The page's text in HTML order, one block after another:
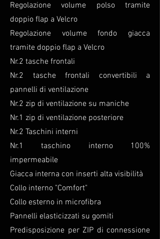
Regolazione volume polso tramite
doppio flap a Velcro
Regolazione volume fondo giacca
tramite doppio flap a Velcro
Nr.2 tasche frontali
Nr.2 tasche frontali convertibili a
pannelli di ventilazione
Nr.2 zip di ventilazione su maniche
Nr.1 zip di ventilazione posteriore
Nr.2 Taschini interni
Nr.1 taschino interno 100%
impermeabile
Giacca interna con inserti alta visibilità
Collo interno "Comfort"
Collo esterno in microfibra
Pannelli elasticizzati su gomiti
Predisposizione per ZIP di connessione